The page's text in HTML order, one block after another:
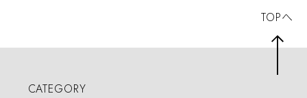
CATEGORY
TOPへ